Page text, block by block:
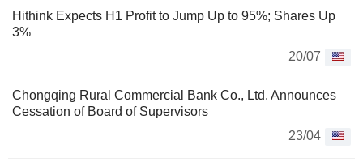
Hithink Expects H1 Profit to Jump Up to 95%; Shares Up
3%
20/07
Chongqing Rural Commercial Bank Co., Ltd. Announces
Cessation of Board of Supervisors
23/04